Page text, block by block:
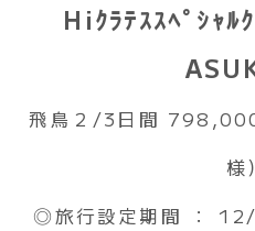
Hiｸﾗﾃｽｽﾍﾟｼｬﾙ
飛鳥２/3日間
様）
◎旅行設定期間 ：